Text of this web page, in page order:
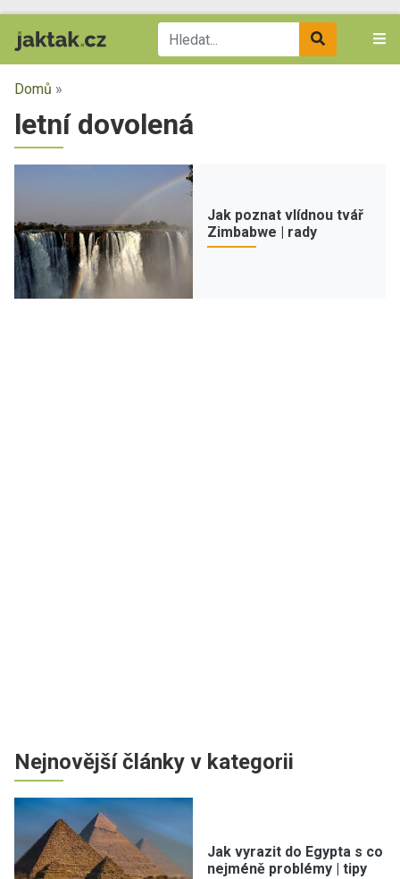
Domů »
letní dovolená
Jak poznat vlídnou tvář
Zimbabwe | rady
Nejnovější články v kategorii
Jak vyrazit do Egypta s co
nejméně problémy | tipy